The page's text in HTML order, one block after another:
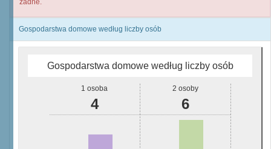
żadne.
Gospodarstwa domowe według liczby osób
Gospodarstwa domowe według liczby osób
1 osoba
4
2 osoby
6